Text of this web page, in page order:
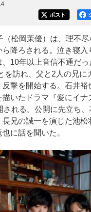
ポスト
松岡茉優）は、理不尽
降ろされる。泣き寝入
10年以上音信不通だっ
を訪れ、父と2人の兄に
撃を開始する。石井裕
いたドラマ『愛にイナ
される。公開に先立ち
兄の誠一を演じた池松
に話を聞いた。